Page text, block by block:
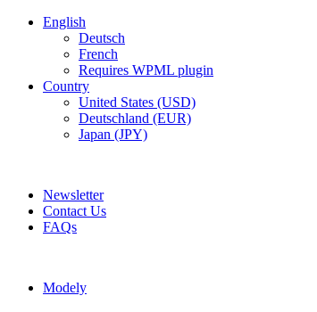
English
Deutsch
French
Requires WPML plugin
Country
United States (USD)
Deutschland (EUR)
Japan (JPY)
Newsletter
Contact Us
FAQs
Modely